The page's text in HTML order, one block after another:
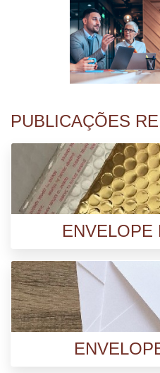
PUBLICAÇÕES
ENVELOPE